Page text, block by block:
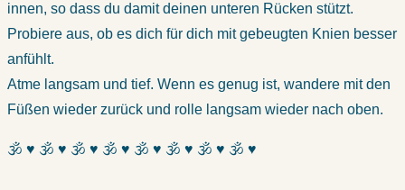
innen, so dass du damit deinen unteren Rücken stützt.
Probiere aus, ob es dich für dich mit gebeugten Knien besser
anfühlt.
Atme langsam und tief. Wenn es genug ist, wandere mit den
Füßen wieder zurück und rolle langsam wieder nach oben.
🕉 ♥ 🕉 ♥ 🕉 ♥ 🕉 ♥ 🕉 ♥ 🕉 ♥ 🕉 ♥ 🕉 ♥